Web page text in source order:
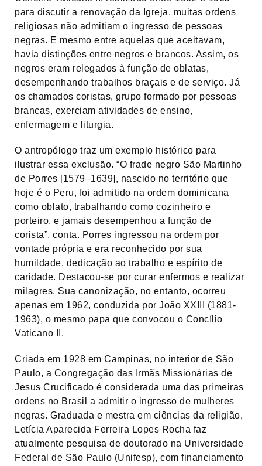
para discutir a renovação da Igreja, muitas ordens
religiosas não admitiam o ingresso de pessoas
negras. E mesmo entre aquelas que aceitavam,
havia distinções entre negros e brancos. Assim, os
negros eram relegados à função de oblatas,
desempenhando trabalhos braçais e de serviço. Já
os chamados coristas, grupo formado por pessoas
brancas, exerciam atividades de ensino,
enfermagem e liturgia.
O antropólogo traz um exemplo histórico para
ilustrar essa exclusão. “O frade negro São Martinho
de Porres [1579–1639], nascido no território que
hoje é o Peru, foi admitido na ordem dominicana
como oblato, trabalhando como cozinheiro e
porteiro, e jamais desempenhou a função de
corista”, conta. Porres ingressou na ordem por
vontade própria e era reconhecido por sua
humildade, dedicação ao trabalho e espírito de
caridade. Destacou-se por curar enfermos e realizar
milagres. Sua canonização, no entanto, ocorreu
apenas em 1962, conduzida por João XXIII (1881-
1963), o mesmo papa que convocou o Concílio
Vaticano II.
Criada em 1928 em Campinas, no interior de São
Paulo, a Congregação das Irmãs Missionárias de
Jesus Crucificado é considerada uma das primeiras
ordens no Brasil a admitir o ingresso de mulheres
negras. Graduada e mestra em ciências da religião,
Letícia Aparecida Ferreira Lopes Rocha faz
atualmente pesquisa de doutorado na Universidade
Federal de São Paulo (Unifesp), com financiamento